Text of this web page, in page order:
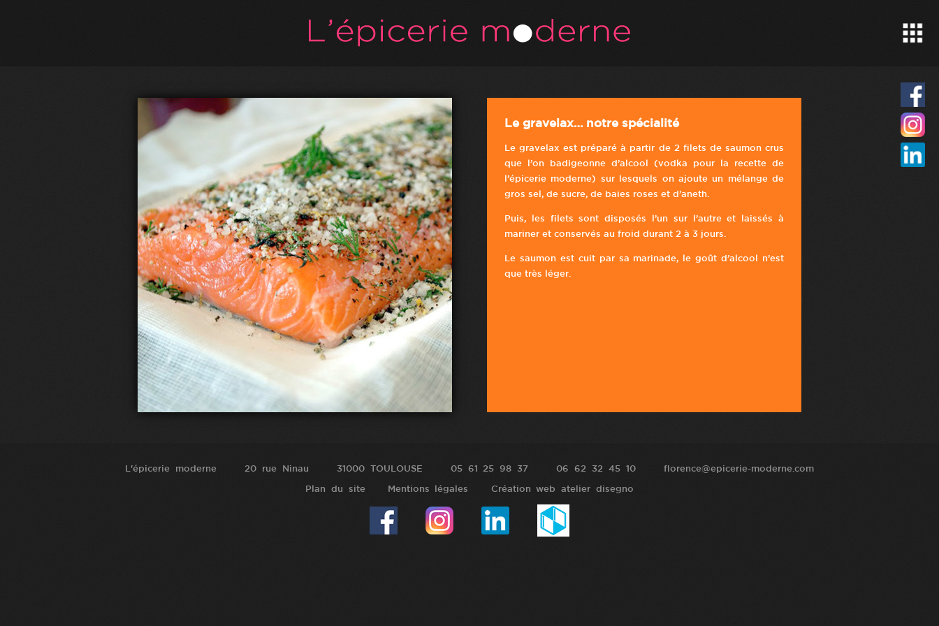
Le gravelax… notre spécialité
Le gravelax est préparé à partir de 2 filets de saumon crus
que l’on badigeonne d’alcool (vodka pour la recette de
l’épicerie moderne) sur lesquels on ajoute un mélange de
gros sel, de sucre, de baies roses et d’aneth.
Puis, les filets sont disposés l’un sur l’autre et laissés à
mariner et conservés au froid durant 2 à 3 jours.
Le saumon est cuit par sa marinade, le goût d’alcool n’est
que très léger.
L'épicerie moderne 20 rue Ninau 31000 TOULOUSE 05 61 25 98 37 06 62 32 45 10 florence@epicerie-moderne.com
Plan du site Mentions légales Création web atelier disegno